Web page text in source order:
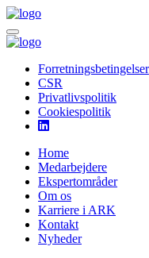
Forretningsbetingelser
CSR
Privatlivspolitik
Cookiespolitik
Home
Medarbejdere
Ekspertområder
Om os
Karriere i ARK
Kontakt
Nyheder